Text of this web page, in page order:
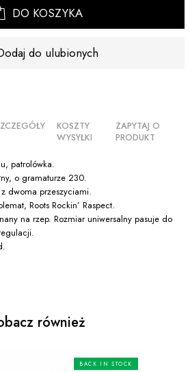
DO KOSZYKA
do ulubionych
KOSZTY
WYSYŁKI
ZAPYTAJ O
PRODUKT
patrolówka.
o gramaturze 230.
dwoma przeszyciami.
Roots Rockin’ Raspect.
na rzep. Rozmiar uniwersalny pasuje do
również
BACK IN STOCK